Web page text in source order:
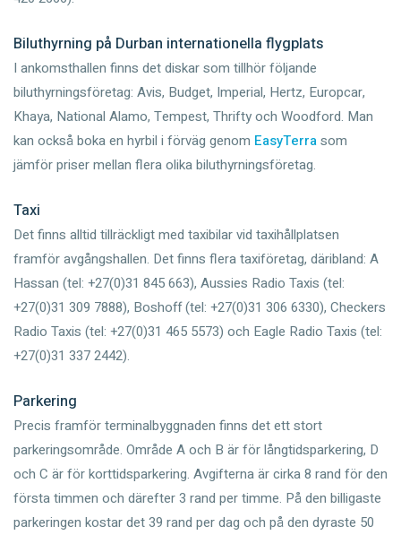
Biluthyrning på Durban internationella flygplats
I ankomsthallen finns det diskar som tillhör följande
biluthyrningsföretag: Avis, Budget, Imperial, Hertz, Europcar,
Khaya, National Alamo, Tempest, Thrifty och Woodford. Man
kan också boka en hyrbil i förväg genom EasyTerrasom
jämför priser mellan flera olika biluthyrningsföretag.
Taxi
Det finns alltid tillräckligt med taxibilar vid taxihållplatsen
framför avgångshallen. Det finns flera taxiföretag, däribland: A
Hassan (tel: +27(0)31 845 663), Aussies Radio Taxis (tel:
+27(0)31 309 7888), Boshoff (tel: +27(0)31 306 6330), Checkers
Radio Taxis (tel: +27(0)31 465 5573) och Eagle Radio Taxis (tel:
+27(0)31 337 2442).
Parkering
Precis framför terminalbyggnaden finns det ett stort
parkeringsområde. Område A och B är för långtidsparkering, D
och C är för korttidsparkering. Avgifterna är cirka 8 rand för den
första timmen och därefter 3 rand per timme. På den billigaste
parkeringen kostar det 39 rand per dag och på den dyraste 50